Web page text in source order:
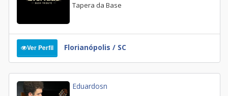
Tapera da Base
Ver Perfil Florianópolis / SC
Eduardosn